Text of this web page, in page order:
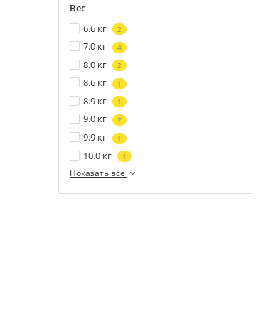
Вес
6.6 кг
2
7.0 кг 4
8.0 кг 2
8.6 кг 1
8.9 кг 1
9.0 кг 7
9.9 кг 1
10.0 кг 1
Показать все